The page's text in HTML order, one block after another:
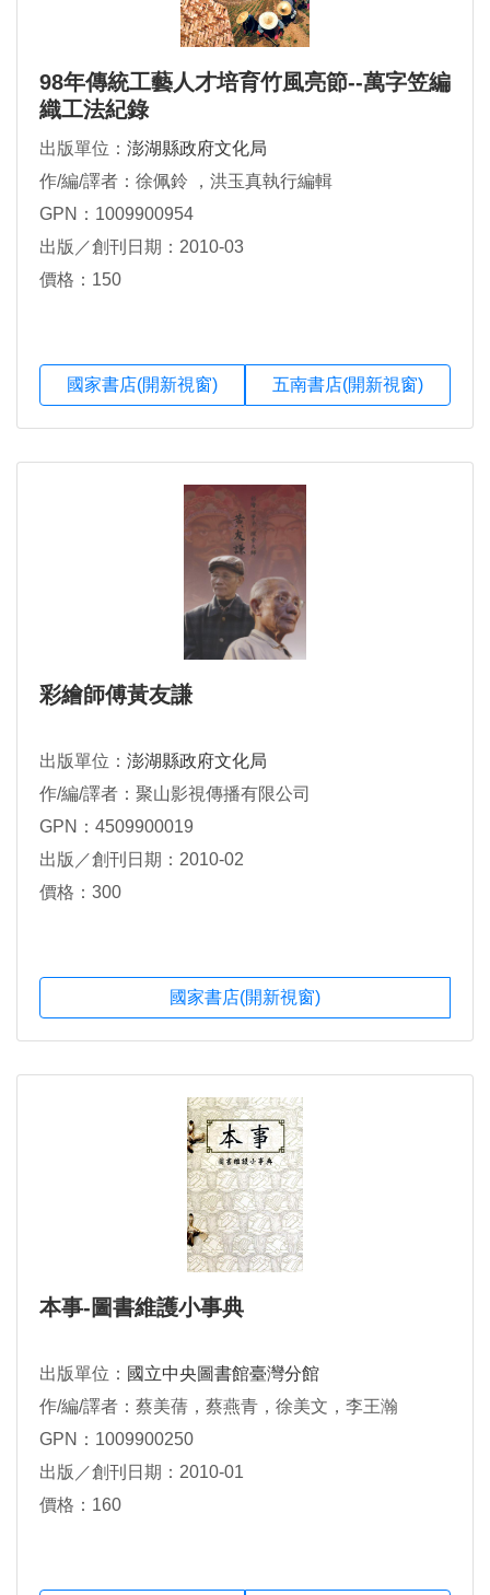
98年傳統工藝人才培育竹風亮節--萬字笠編
織工法紀錄
出版單位： 澎湖縣政府文化局
作/編/譯者：徐佩鈴 ，洪玉真執行編輯
GPN：1009900954
出版／創刊日期：2010-03
價格：150
國家書店(開新視窗) 五南書店(開新視窗)
彩繪師傅黃友謙
出版單位： 澎湖縣政府文化局
作/編/譯者：聚山影視傳播有限公司
GPN：4509900019
出版／創刊日期：2010-02
價格：300
國家書店(開新視窗)
本事-圖書維護小事典
出版單位： 國立中央圖書館臺灣分館
作/編/譯者：蔡美蒨，蔡燕青，徐美文，李王瀚
GPN：1009900250
出版／創刊日期：2010-01
價格：160